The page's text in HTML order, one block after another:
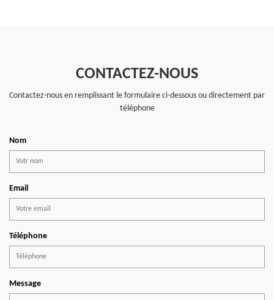
CONTACTEZ-NOUS
Contactez-nous en remplissant le formulaire ci-dessous ou directement par
téléphone
Nom
Email
Téléphone
Message